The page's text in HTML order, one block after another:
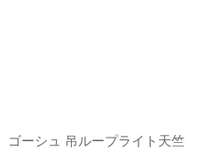
ゴーシュ 吊ループライト天竺